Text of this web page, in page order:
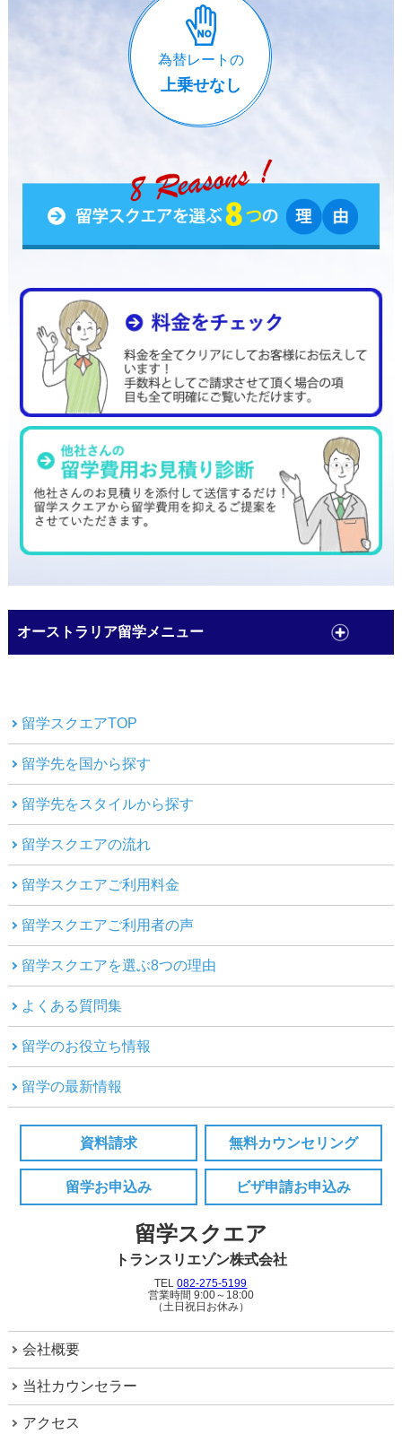
為替レートの
上乗せなし
オーストラリア留学メニュー
留学スクエアTOP
留学先を国から探す
留学先をスタイルから探す
留学スクエアの流れ
留学スクエアご利用料金
留学スクエアご利用者の声
留学スクエアを選ぶ8つの理由
よくある質問集
留学のお役立ち情報
留学の最新情報
資料請求 無料カウンセリング
留学お申込み ビザ申請お申込み
留学スクエア
トランスリエゾン株式会社
TEL082-275-5199
営業時間 9:00～18:00
（土日祝日お休み）
会社概要
当社カウンセラー
アクセス